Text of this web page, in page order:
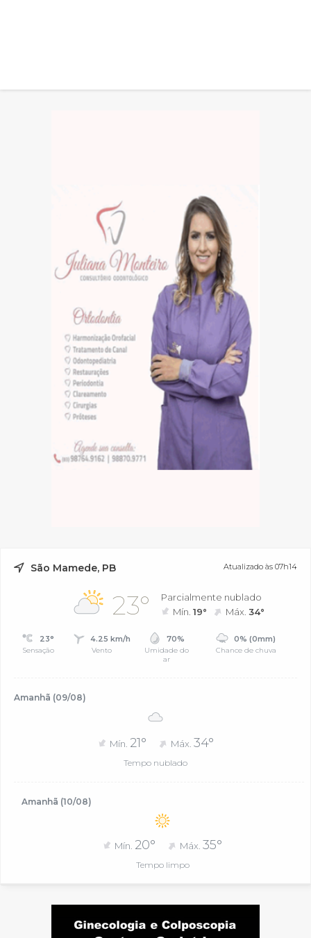
São Mamede, PB Atualizado às 07h14
23°
Parcialmente nublado
Mín.19° Máx.34°
23°
Sensação
4.25 km/h
Vento
70%
Umidade do
ar
0% (0mm)
Chance de chuva
Amanhã (09/08)
Mín. 21° Máx. 34°
Tempo nublado
Amanhã (10/08)
Mín. 20° Máx.35°
Tempo limpo